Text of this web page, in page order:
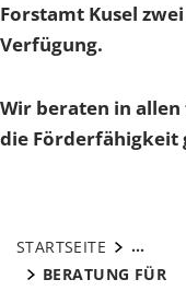
Forstamt Kusel
Verfügung.
Wir beraten in
die Förderfähigkeit
STARTSEITE
...
BERATUNG FÜR